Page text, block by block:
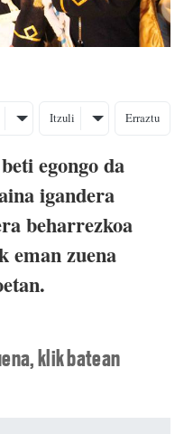
Itzuli Erraztu
egongo da
igandera
beharrezkoa
eman zuena
klik batean